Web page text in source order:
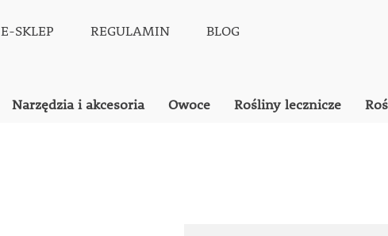
E-SKLEP REGULAMIN BLOG
Narzędzia i akcesoria Owoce Rośliny lecznicze